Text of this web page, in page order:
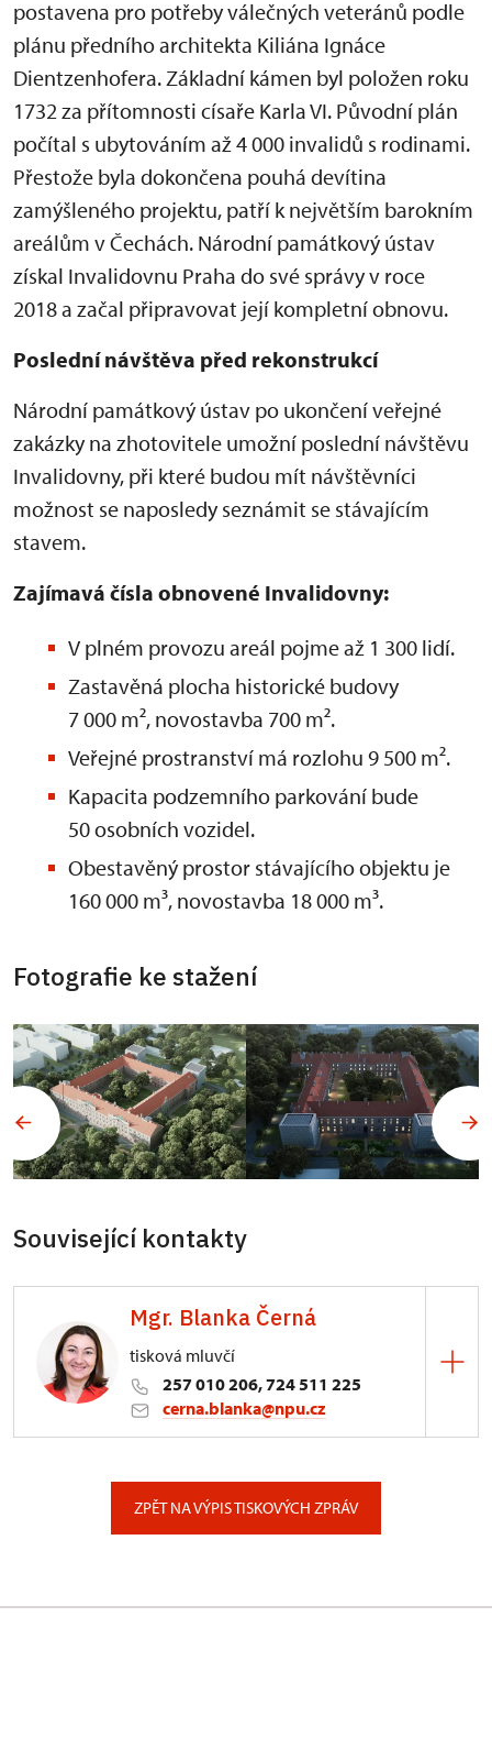
postavena pro potřeby válečných veteránů podle
plánu předního architekta Kiliána Ignáce
Dientzenhofera. Základní kámen byl položen roku
1732 za přítomnosti císaře Karla VI. Původní plán
počítal s ubytováním až 4 000 invalidů s rodinami.
Přestože byla dokončena pouhá devítina
zamýšleného projektu, patří k největším barokním
areálům v Čechách. Národní památkový ústav
získal Invalidovnu Praha do své správy v roce
2018 a začal připravovat její kompletní obnovu.
Poslední návštěva před rekonstrukcí
Národní památkový ústav po ukončení veřejné
zakázky na zhotovitele umožní poslední návštěvu
Invalidovny, při které budou mít návštěvníci
možnost se naposledy seznámit se stávajícím
stavem.
Zajímavá čísla obnovené Invalidovny:
V plném provozu areál pojme až 1 300 lidí.
Zastavěná plocha historické budovy
7 000 m², novostavba 700 m².
Veřejné prostranství má rozlohu 9 500 m².
Kapacita podzemního parkování bude
50 osobních vozidel.
Obestavěný prostor stávajícího objektu je
160 000 m³, novostavba 18 000 m³.
Fotografie ke stažení
Související kontakty
Mgr. Blanka Černá
tisková mluvčí
257 010 206, 724 511 225
cerna.blanka@npu.cz
ZPĚT NA VÝPIS TISKOVÝCH ZPRÁV